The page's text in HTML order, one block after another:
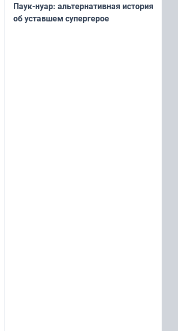
Паук-нуар: альтернативная история
об уставшем супергерое